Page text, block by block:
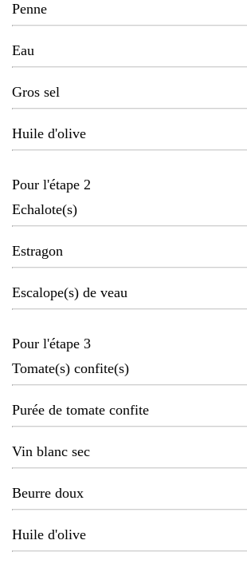
Penne
Eau
Gros sel
Huile d'olive
Pour l'étape 2
Echalote(s)
Estragon
Escalope(s) de veau
Pour l'étape 3
Tomate(s) confite(s)
Purée de tomate confite
Vin blanc sec
Beurre doux
Huile d'olive